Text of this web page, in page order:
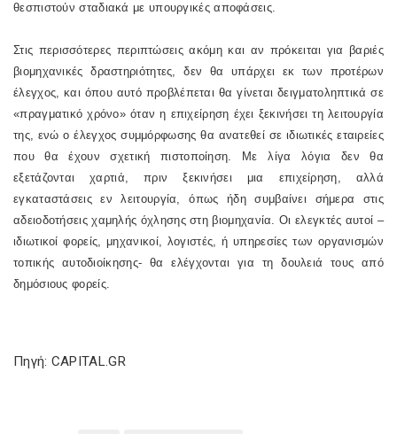
θεσπιστούν σταδιακά με υπουργικές αποφάσεις.
Στις περισσότερες περιπτώσεις ακόμη και αν πρόκειται για βαριές
βιομηχανικές δραστηριότητες, δεν θα υπάρχει εκ των προτέρων
έλεγχος, και όπου αυτό προβλέπεται θα γίνεται δειγματοληπτικά σε
«πραγματικό χρόνο» όταν η επιχείρηση έχει ξεκινήσει τη λειτουργία
της, ενώ ο έλεγχος συμμόρφωσης θα ανατεθεί σε ιδιωτικές εταιρείες
που θα έχουν σχετική πιστοποίηση. Με λίγα λόγια δεν θα
εξετάζονται χαρτιά, πριν ξεκινήσει μια επιχείρηση, αλλά
εγκαταστάσεις εν λειτουργία, όπως ήδη συμβαίνει σήμερα στις
αδειοδοτήσεις χαμηλής όχλησης στη βιομηχανία. Οι ελεγκτές αυτοί –
ιδιωτικοί φορείς, μηχανικοί, λογιστές, ή υπηρεσίες των οργανισμών
τοπικής αυτοδιοίκησης- θα ελέγχονται για τη δουλειά τους από
δημόσιους φορείς.
Πηγή: CAPITAL.GR